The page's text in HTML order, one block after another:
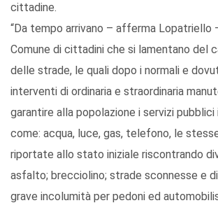
cittadine.
“Da tempo arrivano – afferma Lopatriello
Comune di cittadini che si lamentano del
delle strade, le quali dopo i normali e
interventi di ordinaria e straordinaria
garantire alla popolazione i servizi pubblici
come: acqua, luce, gas, telefono, le
riportate allo stato iniziale riscontrando
asfalto; brecciolino; strade sconnesse e
grave incolumità per pedoni ed